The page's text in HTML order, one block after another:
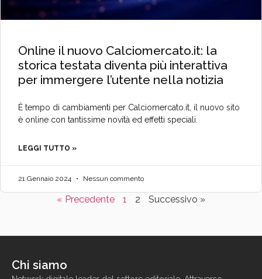
Online il nuovo Calciomercato.it: la
storica testata diventa più interattiva
per immergere l’utente nella notizia
È tempo di cambiamenti per Calciomercato.it, il nuovo sito
è online con tantissime novità ed effetti speciali.
LEGGI TUTTO »
21 Gennaio 2024 Nessun commento
« Precedente 1 2 Successivo »
Chi siamo